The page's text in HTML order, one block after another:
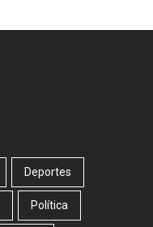
Deportes
Política